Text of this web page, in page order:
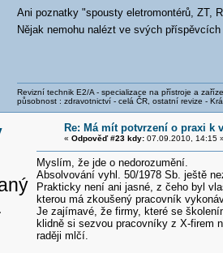
Ani poznatky "spousty eletromontérů, ZT,
Nějak nemohu nalézt ve svých
Revizní technik E2/A - specializace na přístroje a
působnost : zdravotnictví - celá ČR, ostatní revize -
Re: Má mít potvrzení o praxi k
« Odpověď #23 kdy:07.09.2010, 14:15
Myslím, že jde o nedorozumění.
Absolvování vyhl. 50/1978 Sb. ještě
Prakticky není ani jasné, z čeho byl
kterou má zkoušený pracovník
Je zajímavé, že firmy, které se
klidně si sezvou pracovníky z X-firem
raději mlčí.